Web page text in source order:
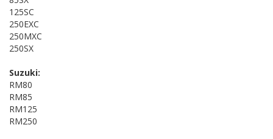
125SC
250EXC
250MXC
250SX
Suzuki:
RM80
RM85
RM125
RM250